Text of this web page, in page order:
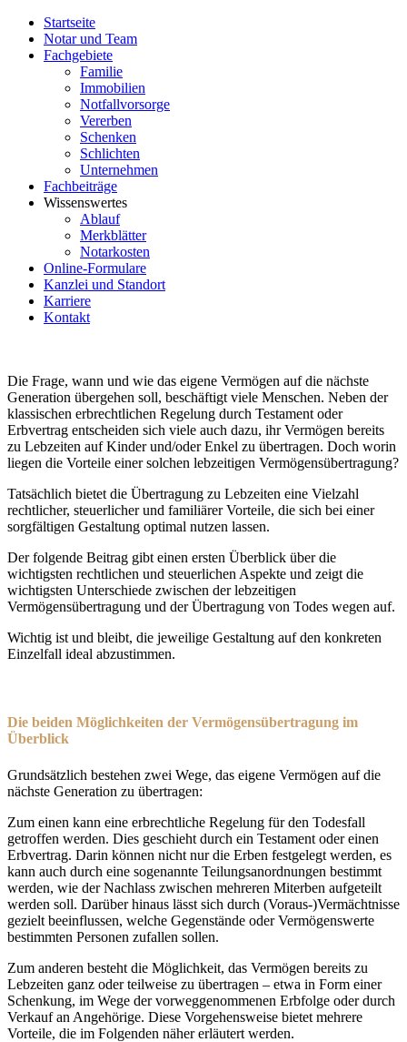
Startseite
Notar und Team
Fachgebiete
Familie
Immobilien
Notfallvorsorge
Vererben
Schenken
Schlichten
Unternehmen
Fachbeiträge
Wissenswertes
Ablauf
Merkblätter
Notarkosten
Online-Formulare
Kanzlei und Standort
Karriere
Kontakt
Die Frage, wann und wie das eigene Vermögen auf die nächste
Generation übergehen soll, beschäftigt viele Menschen. Neben der
klassischen erbrechtlichen Regelung durch Testament oder
Erbvertrag entscheiden sich viele auch dazu, ihr Vermögen bereits
zu Lebzeiten auf Kinder und/oder Enkel zu übertragen. Doch worin
liegen die Vorteile einer solchen lebzeitigen Vermögensübertragung?
Tatsächlich bietet die Übertragung zu Lebzeiten eine Vielzahl
rechtlicher, steuerlicher und familiärer Vorteile, die sich bei einer
sorgfältigen Gestaltung optimal nutzen lassen.
Der folgende Beitrag gibt einen ersten Überblick über die
wichtigsten rechtlichen und steuerlichen Aspekte und zeigt die
wichtigsten Unterschiede zwischen der lebzeitigen
Vermögensübertragung und der Übertragung von Todes wegen auf.
Wichtig ist und bleibt, die jeweilige Gestaltung auf den konkreten
Einzelfall ideal abzustimmen.
Die beiden Möglichkeiten der Vermögensübertragung im
Überblick
Grundsätzlich bestehen zwei Wege, das eigene Vermögen auf die
nächste Generation zu übertragen:
Zum einen kann eine erbrechtliche Regelung für den Todesfall
getroffen werden. Dies geschieht durch ein Testament oder einen
Erbvertrag. Darin können nicht nur die Erben festgelegt werden, es
kann auch durch eine sogenannte Teilungsanordnungen bestimmt
werden, wie der Nachlass zwischen mehreren Miterben aufgeteilt
werden soll. Darüber hinaus lässt sich durch (Voraus-)Vermächtnisse
gezielt beeinflussen, welche Gegenstände oder Vermögenswerte
bestimmten Personen zufallen sollen.
Zum anderen besteht die Möglichkeit, das Vermögen bereits zu
Lebzeiten ganz oder teilweise zu übertragen – etwa in Form einer
Schenkung, im Wege der vorweggenommenen Erbfolge oder durch
Verkauf an Angehörige. Diese Vorgehensweise bietet mehrere
Vorteile, die im Folgenden näher erläutert werden.